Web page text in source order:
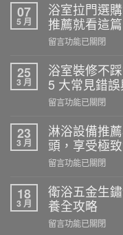
07
5 月
浴室拉門選
推薦就看這篇
在
室
拉
門
選
實
務：
乾
分
離
施
工
留言功能已關閉
25
3 月
浴室裝修不
5 大常見錯
在
室
裝
修
不
雷！
選
購
留言功能已關閉
23
3 月
淋浴設備推
頭，享受極
在
浴
設
備
推
留言功能已關閉
18
3 月
衛浴五金生
養全攻略
在
留言功能已關閉